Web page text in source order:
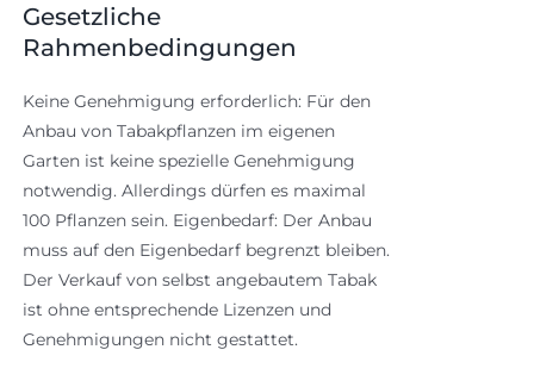
Gesetzliche
Rahmenbedingungen
Keine Genehmigung erforderlich: Für den
Anbau von Tabakpflanzen im eigenen
Garten ist keine spezielle Genehmigung
notwendig. Allerdings dürfen es maximal
100 Pflanzen sein. Eigenbedarf: Der Anbau
muss auf den Eigenbedarf begrenzt bleiben.
Der Verkauf von selbst angebautem Tabak
ist ohne entsprechende Lizenzen und
Genehmigungen nicht gestattet.